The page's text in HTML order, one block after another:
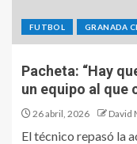
FUTBOL GRANADA
Pacheta: “Hay
un equipo al que
26 abril, 2026 David
El técnico repasó la